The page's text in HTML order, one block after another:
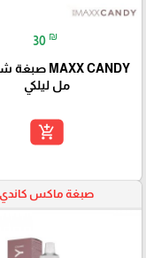
30 ₪
مل ليلكي
add_shopping_cart
صبغة ماكس كاندي